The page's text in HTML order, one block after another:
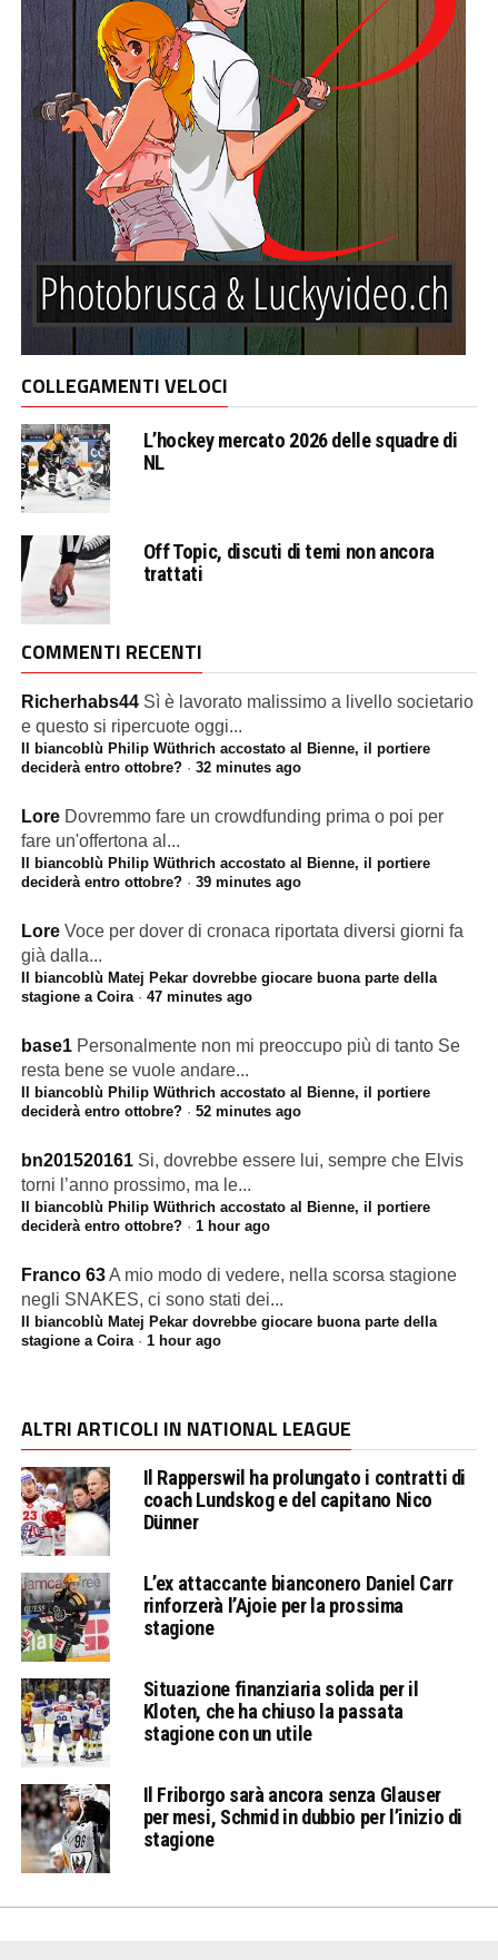
COLLEGAMENTI VELOCI
L’hockey mercato 2026 delle squadre di
NL
Off Topic, discuti di temi non ancora
trattati
COMMENTI RECENTI
Richerhabs44 Sì è lavorato malissimo a livello societario
e questo si ripercuote oggi...
Il biancoblù Philip Wüthrich accostato al Bienne, il portiere
deciderà entro ottobre?· 32 minutes ago
Lore Dovremmo fare un crowdfunding prima o poi per
fare un'offertona al...
Il biancoblù Philip Wüthrich accostato al Bienne, il portiere
deciderà entro ottobre?· 39 minutes ago
Lore Voce per dover di cronaca riportata diversi giorni fa
già dalla...
Il biancoblù Matej Pekar dovrebbe giocare buona parte della
stagione a Coira· 47 minutes ago
base1 Personalmente non mi preoccupo più di tanto Se
resta bene se vuole andare...
Il biancoblù Philip Wüthrich accostato al Bienne, il portiere
deciderà entro ottobre?· 52 minutes ago
bn201520161 Si, dovrebbe essere lui, sempre che Elvis
torni l’anno prossimo, ma le...
Il biancoblù Philip Wüthrich accostato al Bienne, il portiere
deciderà entro ottobre?· 1 hour ago
Franco 63A mio modo di vedere, nella scorsa stagione
negli SNAKES, ci sono stati dei...
Il biancoblù Matej Pekar dovrebbe giocare buona parte della
stagione a Coira· 1 hour ago
ALTRI ARTICOLI IN NATIONAL LEAGUE
Il Rapperswil ha prolungato i contratti di
coach Lundskog e del capitano Nico
Dünner
L’ex attaccante bianconero Daniel Carr
rinforzerà l’Ajoie per la prossima
stagione
Situazione finanziaria solida per il
Kloten, che ha chiuso la passata
stagione con un utile
Il Friborgo sarà ancora senza Glauser
per mesi, Schmid in dubbio per l’inizio di
stagione